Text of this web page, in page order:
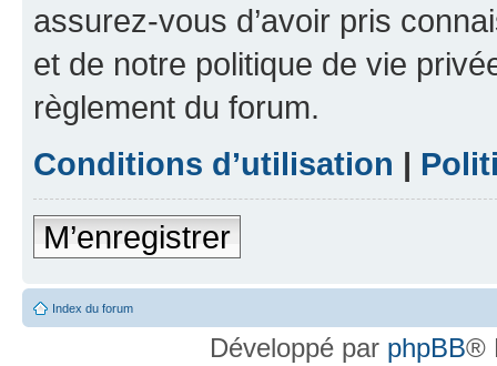
assurez-vous d’avoir pris
et de notre politique de vie
règlement du forum.
Conditions d’utilisation |
M’enregistrer
Index du forum
Développé par phpBB®